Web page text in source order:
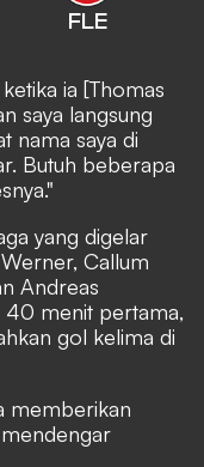
FLE
ia [Thomas
saya langsung
nama saya di
Butuh beberapa
yang digelar
Callum
Andreas
40 menit pertama,
gol kelima di
memberikan